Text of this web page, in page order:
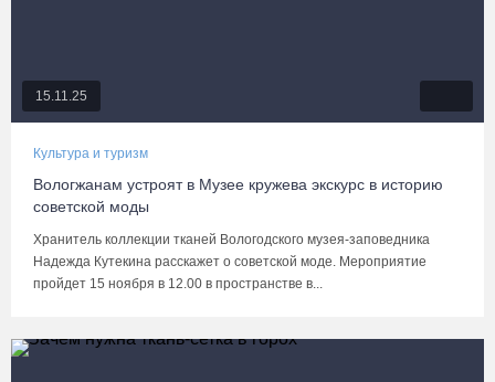
15.11.25
Культура и туризм
Вологжанам устроят в Музее кружева экскурс в историю
советской моды
Хранитель коллекции тканей Вологодского музея-заповедника
Надежда Кутекина расскажет о советской моде. Мероприятие
пройдет 15 ноября в 12.00 в пространстве в...